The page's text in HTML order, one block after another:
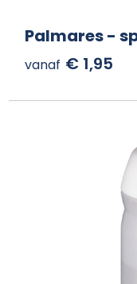
Palmares -
vanaf € 1,95